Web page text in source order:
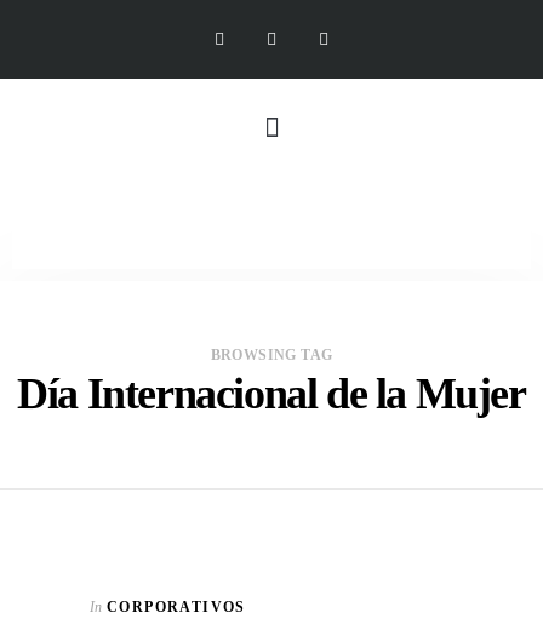
BROWSING TAG
Día Internacional de la Mujer
In CORPORATIVOS